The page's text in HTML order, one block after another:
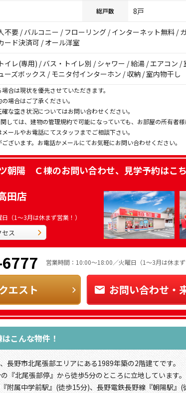
総戸数 8戸
不要 / バルコニー / フローリング / インターネット無料 /
ード決済可 / オール洋室
イレ(専用) / バス・トイレ別 / シャワー / 給湯 / エアコン /
ーズボックス / モニタ付インターホン / 収納 / 室内物干し
合は現状を優先させていただきます。
場合はご了承ください。
な空き状況についてはお問い合わせください。
しては、建物の管理規約で可能になっていても、お部屋の所有者
ールやお電話にてスタッフまでご相談下さい。
ざいます。お電話かメールにてお気軽にお問い合わせください。
朝陽 Ｃ棟のお問い合わせ、見学予約はこ
田店
（1～3月は休まず営業！）
セス
営業時間：10:00～18:00／火曜日（1～3月は休まず
エスト お問い合わせ・
はこんな物件！
長野市北尾張部エリアにある1989年築の2階建てです。
『北尾張部停』から徒歩5分のところに立地しています。
附属中学前駅』(徒歩15分)、長野電鉄長野線『朝陽駅』